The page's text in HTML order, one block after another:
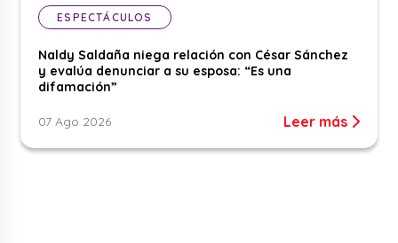
ESPECTÁCULOS
Naldy Saldaña niega relación con César Sánchez
y evalúa denunciar a su esposa: “Es una
difamación”
07 Ago 2026 Leer más